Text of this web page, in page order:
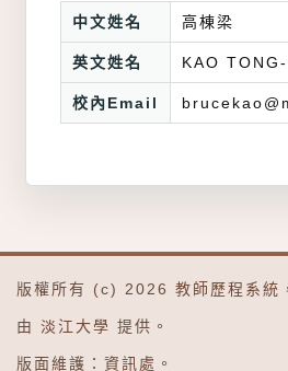
中文姓名 高棟梁
英文姓名 KAO
校內Email
版權所有 (c) 2026 教師歷程系統
由 淡江大學 提供。
版面維護： 資訊處 。